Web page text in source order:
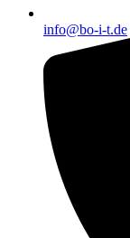
info@bo-i-t.de